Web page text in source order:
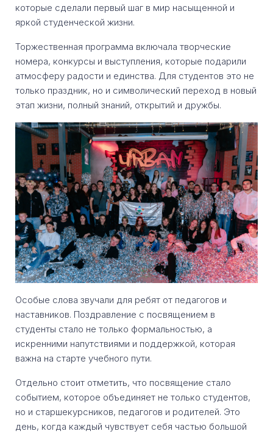
которые сделали первый шаг в мир насыщенной и
яркой студенческой жизни.
Торжественная программа включала творческие
номера, конкурсы и выступления, которые подарили
атмосферу радости и единства. Для студентов это не
только праздник, но и символический переход в новый
этап жизни, полный знаний, открытий и дружбы.
Особые слова звучали для ребят от педагогов и
наставников. Поздравление с посвящением в
студенты стало не только формальностью, а
искренними напутствиями и поддержкой, которая
важна на старте учебного пути.
Отдельно стоит отметить, что посвящение стало
событием, которое объединяет не только студентов,
но и старшекурсников, педагогов и родителей. Это
день, когда каждый чувствует себя частью большой